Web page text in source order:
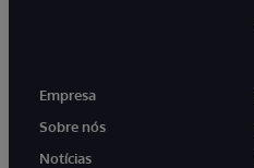
Empresa
Sobre nós
Notícias